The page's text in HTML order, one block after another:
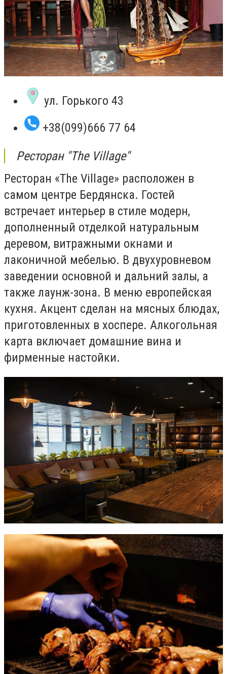
ул. Горького 43
+38(099)666 77 64
Ресторан "The Village"
Ресторан «The Village» расположен в
самом центре Бердянска. Гостей
встречает интерьер в стиле модерн,
дополненный отделкой натуральным
деревом, витражными окнами и
лаконичной мебелью. В двухуровневом
заведении основной и дальний залы, а
также лаунж-зона. В меню европейская
кухня. Акцент сделан на мясных блюдах,
приготовленных в хоспере. Алкогольная
карта включает домашние вина и
фирменные настойки.